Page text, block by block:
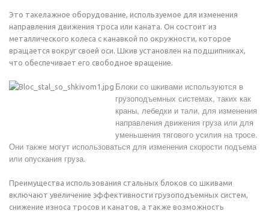
Это такелажное оборудование, используемое для изменения
направления движения троса или каната. Он состоит из
металлического колеса с канавкой по окружности, которое
вращается вокруг своей оси. Шкив установлен на подшипниках,
что обеспечивает его свободное вращение.
Блоки со шкивами используются в
грузоподъемных системах, таких как
краны, лебедки и тали, для изменения
направления движения груза или для
уменьшения тягового усилия на тросе.
Они также могут использоваться для изменения скорости подъема
или опускания груза.
Преимущества использования стальных блоков со шкивами
включают увеличение эффективности грузоподъемных систем,
снижение износа тросов и канатов, а также возможность